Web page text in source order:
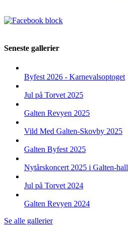
Seneste gallerier
Byfest 2026 - Karnevalsoptoget
Jul på Torvet 2025
Galten Revyen 2025
Vild Med Galten-Skovby 2025
Galten Byfest 2025
Nytårskoncert 2025 i Galten-
Jul på Torvet 2024
Galten Revyen 2024
Se alle gallerier